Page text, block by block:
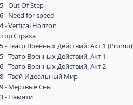
- Out Of Step
- Need for speed
- Vertical Horizon
Страха
- Театр Военных Действий: Акт 1 (Promo)
- Театр Военных Действий, Акт 1
- Театр Военных Действий, Акт 2
- Твой Идеальный Мир
- Мёртвые Сны
- Памяти